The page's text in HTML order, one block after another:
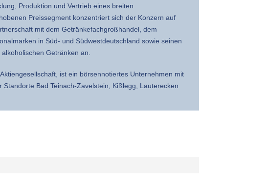
Produktion und Vertrieb eines breiten
Preissegment konzentriert sich der Konzern auf
mit dem Getränkefachgroßhandel, dem
in Süd- und Südwestdeutschland sowie seinen
Getränken an.
ist ein börsennotiertes Unternehmen mit
Bad Teinach-Zavelstein, Kißlegg, Lauterecken